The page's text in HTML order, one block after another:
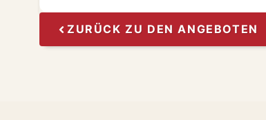
ZURÜCK ZU DEN ANGEBOTEN